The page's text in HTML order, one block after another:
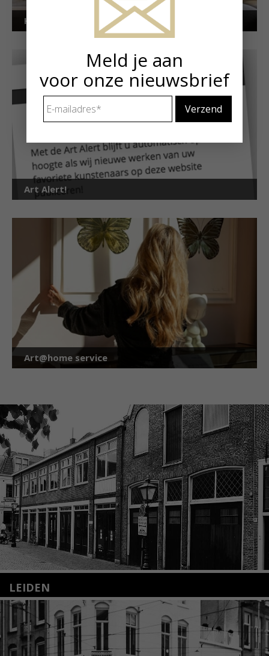
Kunstuitleen voor particulieren
Art Alert!
Art@home service
LEIDEN
Nieuwstraat 35
2312 KA Leiden
+31(0)71 – 52 84 480
info@kunsthuisleiden.nl
Meld je aan
voor onze nieuwsbrief
mailadres *